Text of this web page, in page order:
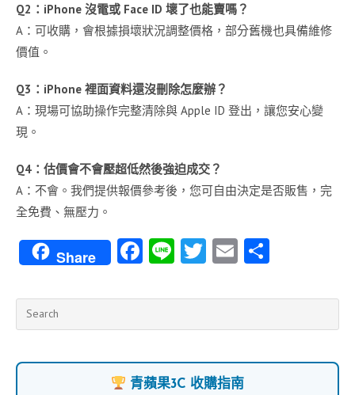
Q2：iPhone 沒電或 Face ID 壞了也能賣嗎？
A：可收購，會根據損壞狀況調整價格，部分舊機也具備維修
價值。
Q3：iPhone 裡面資料還沒刪除怎麼辦？
A：現場可協助操作完整清除與 Apple ID 登出，讓您安心變
現。
Q4：估價會不會壓超低然後強迫成交？
A：不會。我們提供報價參考後，您可自由決定是否販售，完
全免費、無壓力。
Share Fa
b
o
k
Li
e
T
itt
er
E
ai
l
青蘋果3C 收購指南